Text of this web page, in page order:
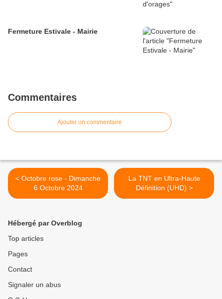
Fermeture Estivale - Mairie
Commentaires
Ajouter un commentaire
< Octobre rose - Dimanche
6 Octobre 2024
La TNT en Ultra-Haute
Définition (UHD) >
Hébergé par Overblog
Top articles
Pages
Contact
Signaler un abus